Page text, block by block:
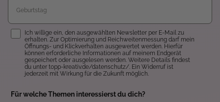
Einwilligung
Ich willige ein, den ausgewählten Newsletter per E-Mail zu
erhalten. Zur Optimierung und Reichweitenmessung darf mein
Öffnungs- und Klickverhalten ausgewertet werden. Hierfür
können erforderliche Informationen auf meinem Endgerät
gespeichert oder ausgelesen werden. Weitere Details findest
du unter topp-kreativ.de/datenschutz/. Ein Widerruf ist
jederzeit mit Wirkung für die Zukunft möglich.
Für welche Themen interessierst du dich?